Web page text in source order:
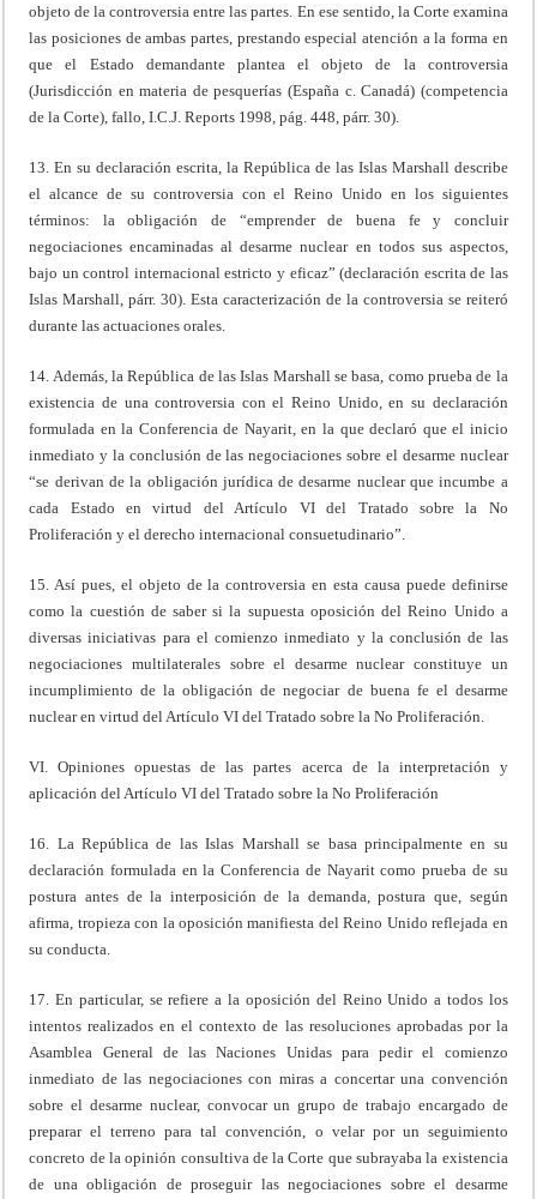
objeto de la controversia entre las partes. En ese sentido, la Corte examina
las posiciones de ambas partes, prestando especial atención a la forma en
que el Estado demandante plantea el objeto de la controversia
(Jurisdicción en materia de pesquerías (España c. Canadá) (competencia
de la Corte), fallo, I.C.J. Reports 1998, pág. 448, párr. 30).
13. En su declaración escrita, la República de las Islas Marshall describe
el alcance de su controversia con el Reino Unido en los siguientes
términos: la obligación de “emprender de buena fe y concluir
negociaciones encaminadas al desarme nuclear en todos sus aspectos,
bajo un control internacional estricto y eficaz” (declaración escrita de las
Islas Marshall, párr. 30). Esta caracterización de la controversia se reiteró
durante las actuaciones orales.
14. Además, la República de las Islas Marshall se basa, como prueba de la
existencia de una controversia con el Reino Unido, en su declaración
formulada en la Conferencia de Nayarit, en la que declaró que el inicio
inmediato y la conclusión de las negociaciones sobre el desarme nuclear
“se derivan de la obligación jurídica de desarme nuclear que incumbe a
cada Estado en virtud del Artículo VI del Tratado sobre la No
Proliferación y el derecho internacional consuetudinario”.
15. Así pues, el objeto de la controversia en esta causa puede definirse
como la cuestión de saber si la supuesta oposición del Reino Unido a
diversas iniciativas para el comienzo inmediato y la conclusión de las
negociaciones multilaterales sobre el desarme nuclear constituye un
incumplimiento de la obligación de negociar de buena fe el desarme
nuclear en virtud del Artículo VI del Tratado sobre la No Proliferación.
VI. Opiniones opuestas de las partes acerca de la interpretación y
aplicación del Artículo VI del Tratado sobre la No Proliferación
16. La República de las Islas Marshall se basa principalmente en su
declaración formulada en la Conferencia de Nayarit como prueba de su
postura antes de la interposición de la demanda, postura que, según
afirma, tropieza con la oposición manifiesta del Reino Unido reflejada en
su conducta.
17. En particular, se refiere a la oposición del Reino Unido a todos los
intentos realizados en el contexto de las resoluciones aprobadas por la
Asamblea General de las Naciones Unidas para pedir el comienzo
inmediato de las negociaciones con miras a concertar una convención
sobre el desarme nuclear, convocar un grupo de trabajo encargado de
preparar el terreno para tal convención, o velar por un seguimiento
concreto de la opinión consultiva de la Corte que subrayaba la existencia
de una obligación de proseguir las negociaciones sobre el desarme